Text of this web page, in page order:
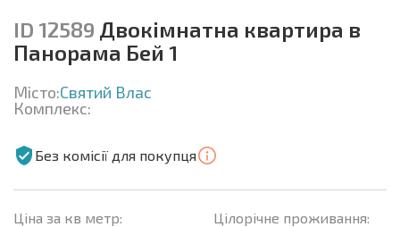
ID 12589 Двокімнатна квартира в
Панорама Бей 1
Місто:Святий Влас
Комплекс:
Без комісії для покупця
Ціна за кв метр:
Цілорічне проживання: